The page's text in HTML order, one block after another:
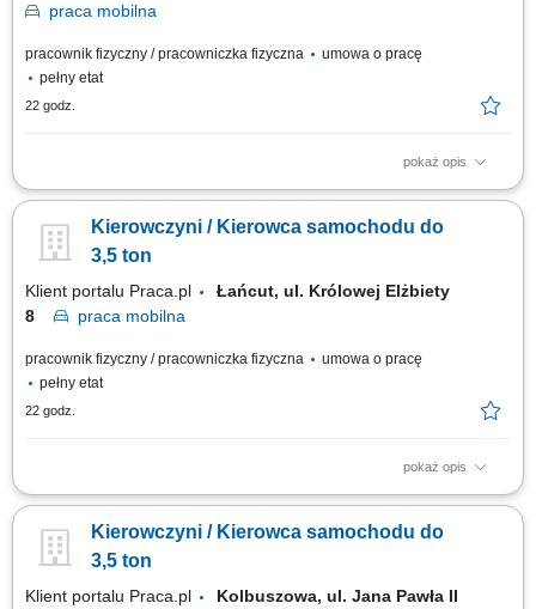
praca mobilna
pracownik fizyczny / pracowniczka fizyczna
umowa o pracę
pełny etat
22 godz.
pokaż opis
Kierowanie pojazdem do 3,5 tony, sprawowanie opieki nad dokumentacją
pocztowych, w tym praca fizyczna. Doręczanie paczek oraz prowadzenie
dokumentacji dostaw. Odpowiedzialność za powierzone przesyłki i
Kierowczyni / Kierowca samochodu do
3,5 ton
Klient portalu Praca.pl
Łańcut, ul. Królowej Elżbiety
8
praca mobilna
pracownik fizyczny / pracowniczka fizyczna
umowa o pracę
pełny etat
22 godz.
pokaż opis
Kierowanie pojazdem do 3,5 tony, sprawowanie opieki nad dokumentacją
pocztowych, w tym praca fizyczna. Doręczanie paczek oraz prowadzenie
dokumentacji dostaw. Odpowiedzialność za powierzone przesyłki i
Kierowczyni / Kierowca samochodu do
3,5 ton
Klient portalu Praca.pl Kolbuszowa, ul. Jana Pawła II